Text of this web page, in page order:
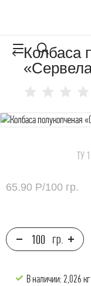
Колбаса
ТУ
65.90 Р/100 гр.
В наличии: 2,026